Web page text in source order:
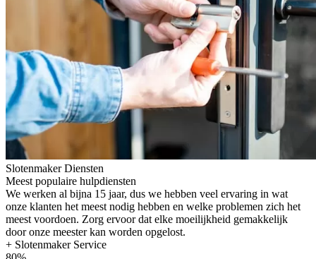
Slotenmaker Diensten
Meest populaire hulpdiensten
We werken al bijna 15 jaar, dus we hebben veel ervaring in wat
onze klanten het meest nodig hebben en welke problemen zich het
meest voordoen. Zorg ervoor dat elke moeilijkheid gemakkelijk
door onze meester kan worden opgelost.
+ Slotenmaker Service